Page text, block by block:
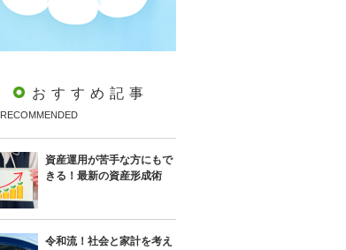
おすすめ記事
RECOMMENDED
資産運用が苦手な方にもで
きる！最新の資産形成術
令和流！社会と家計を考え